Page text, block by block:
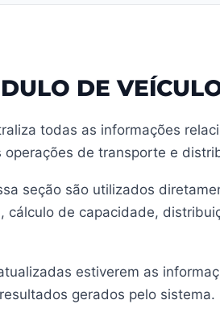
DE
todas as informações
operações de transporte e
seção são utilizados
cálculo de capacidade,
estiverem as
gerados pelo sistema.